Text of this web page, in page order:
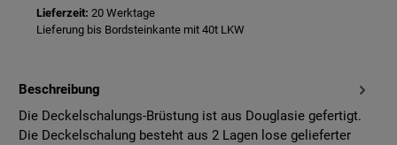
Lieferzeit: 20 Werktage
Lieferung bis Bordsteinkante mit 40t LKW
Beschreibung
Die Deckelschalungs-Brüstung ist aus Douglasie gefertigt.
Die Deckelschalung besteht aus 2 Lagen lose gelieferter